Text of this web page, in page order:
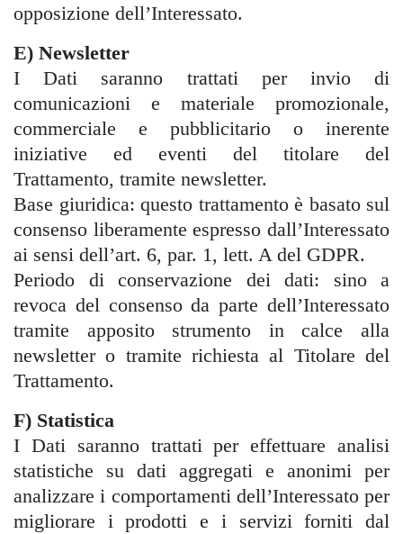
opposizione dell’Interessato.
E) Newsletter
I Dati saranno trattati per invio di
comunicazioni e materiale promozionale,
commerciale e pubblicitario o inerente
iniziative ed eventi del titolare del
Trattamento, tramite newsletter.
Base giuridica: questo trattamento è basato sul
consenso liberamente espresso dall’Interessato
ai sensi dell’art. 6, par. 1, lett. A del GDPR.
Periodo di conservazione dei dati: sino a
revoca del consenso da parte dell’Interessato
tramite apposito strumento in calce alla
newsletter o tramite richiesta al Titolare del
Trattamento.
F) Statistica
I Dati saranno trattati per effettuare analisi
statistiche su dati aggregati e anonimi per
analizzare i comportamenti dell’Interessato per
migliorare i prodotti e i servizi forniti dal